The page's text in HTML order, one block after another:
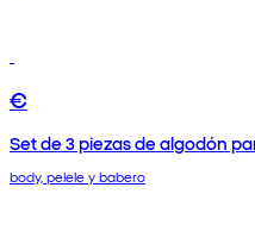
€
Set de 3 piezas de algodón
body, pelele y babero